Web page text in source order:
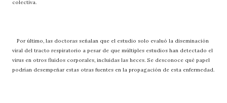
colectiva.
Por último, las doctoras señalan que el estudio solo evaluó la diseminación
viral del tracto respiratorio a pesar de que múltiples estudios han detectado el
virus en otros fluidos corporales, incluidas las heces. Se desconoce qué papel
podrían desempeñar estas otras fuentes en la propagación de esta enfermedad.